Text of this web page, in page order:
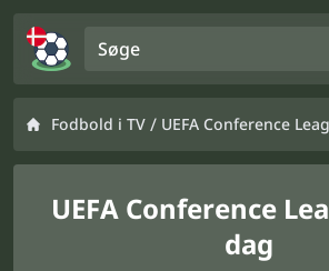
Fodbold i TV / UEFA Conference
UEFA Conference
dag